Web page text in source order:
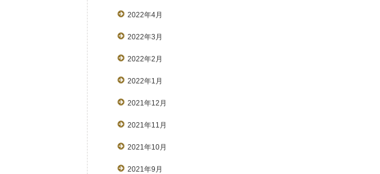
2022年4月
2022年3月
2022年2月
2022年1月
2021年12月
2021年11月
2021年10月
2021年9月